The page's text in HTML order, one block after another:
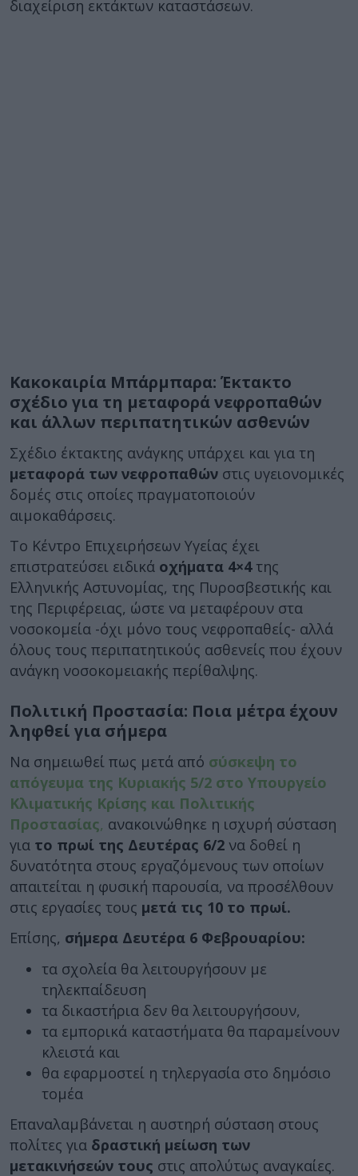
διαχείριση εκτάκτων καταστάσεων.
Κακοκαιρία Μπάρμπαρα: Έκτακτο
σχέδιο για τη μεταφορά νεφροπαθών
και άλλων περιπατητικών ασθενών
Σχέδιο έκτακτης ανάγκης υπάρχει και για τη
μεταφορά των νεφροπαθών στις υγειονομικές
δομές στις οποίες πραγματοποιούν
αιμοκαθάρσεις.
Το Κέντρο Επιχειρήσεων Υγείας έχει
επιστρατεύσει ειδικά οχήματα 4×4της
Ελληνικής Αστυνομίας, της Πυροσβεστικής και
της Περιφέρειας, ώστε να μεταφέρουν στα
νοσοκομεία -όχι μόνο τους νεφροπαθείς- αλλά
όλους τους περιπατητικούς ασθενείς που έχουν
ανάγκη νοσοκομειακής περίθαλψης.
Πολιτική Προστασία: Ποια μέτρα έχουν
ληφθεί για σήμερα
Να σημειωθεί πως μετά από σύσκεψη το
απόγευμα της Κυριακής 5/2 στο Υπουργείο
Κλιματικής Κρίσης και Πολιτικής
Προστασίας, ανακοινώθηκε η ισχυρή σύσταση
για το πρωί της Δευτέρας 6/2 να δοθεί η
δυνατότητα στους εργαζόμενους των οποίων
απαιτείται η φυσική παρουσία, να προσέλθουν
στις εργασίες τους μετά τις 10 το πρωί.
Επίσης, σήμερα Δευτέρα 6 Φεβρουαρίου:
τα σχολεία θα λειτουργήσουν με
τηλεκπαίδευση
τα δικαστήρια δεν θα λειτουργήσουν,
τα εμπορικά καταστήματα θα παραμείνουν
κλειστά και
θα εφαρμοστεί η τηλεργασία στο δημόσιο
τομέα
Επαναλαμβάνεται η αυστηρή σύσταση στους
πολίτες για δραστική μείωση των
μετακινήσεών τους στις απολύτως αναγκαίες.